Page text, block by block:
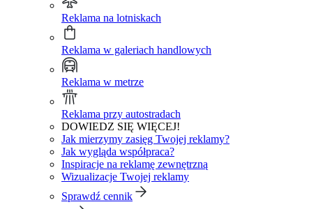
Reklama na lotniskach
Reklama w galeriach handlowych
Reklama w metrze
Reklama przy autostradach
DOWIEDZ SIĘ WIĘCEJ!
Jak mierzymy zasięg Twojej reklamy?
Jak wygląda współpraca?
Inspiracje na reklamę zewnętrzną
Wizualizacje Twojej reklamy
Sprawdź cennik